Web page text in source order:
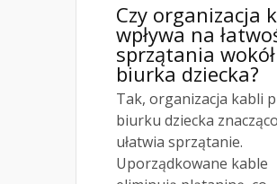
Czy organizacja
wpływa na
sprzątania wokół
biurka dziecka?
Tak, organizacja kabli
biurku dziecka znacząco
ułatwia sprzątanie.
Uporządkowane kable